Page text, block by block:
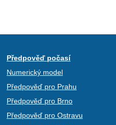
Předpověď počasí
Numerický model
Předpověď pro Prahu
Předpověď pro Brno
Předpověď pro Ostravu